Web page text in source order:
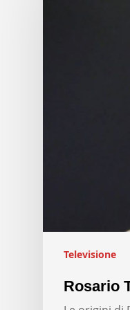
Televisione
Rosario